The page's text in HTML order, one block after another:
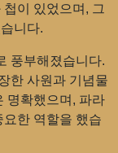
이 있었으며, 그
니다.
풍부해졌습니다.
한 사원과 기념물
명확했으며, 파라
한 역할을 했습